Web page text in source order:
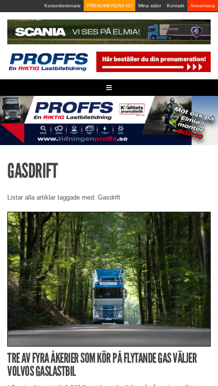
to
content
Korsordsvinnare PRENUMERERA NU Mina sidor Kontakt Annonsera
≡
GASDRIFT
Listar alla artiklar taggade med: Gasdrift
TRE AV FYRA ÅKERIER SOM KÖR PÅ FLYTANDE GAS VÄLJER
VOLVOS GASLASTBIL